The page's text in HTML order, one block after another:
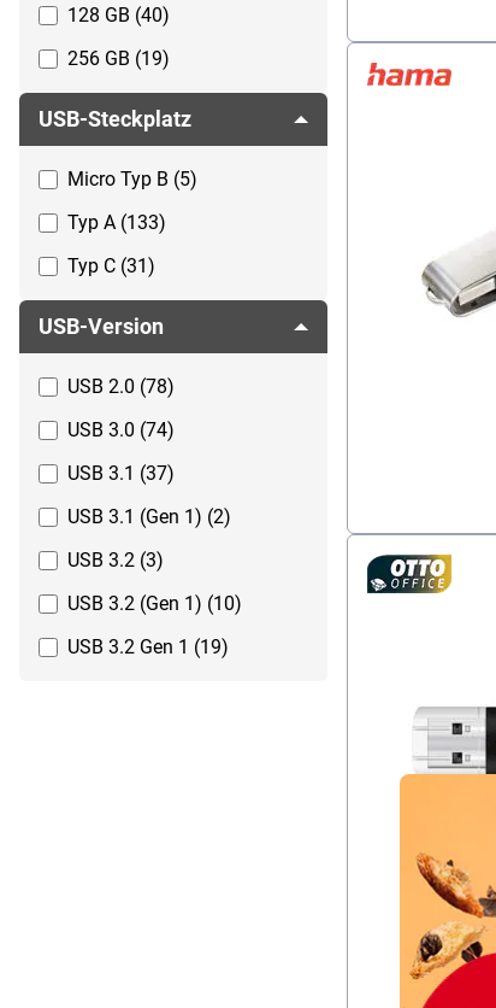
Overlay
weiß (16)
128 GB (40)
256 GB (19)
1000 GB (1)
2000 GB (1)
USB-Steckplatz
Micro Typ B (5)
Typ A (133)
Typ C (31)
USB-Version
USB 2.0 (78)
USB 3.0 (74)
USB 3.1 (37)
USB 3.1 (Gen 1) (2)
USB 3.2 (3)
USB 3.2 (Gen 1) (10)
USB 3.2 Gen 1 (19)